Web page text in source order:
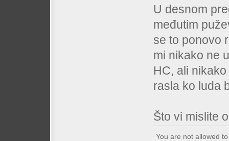
U desnom
međutim
se to ponovo
mi nikako ne
HC, ali
rasla ko luda
Što vi mislite
You are not allowed